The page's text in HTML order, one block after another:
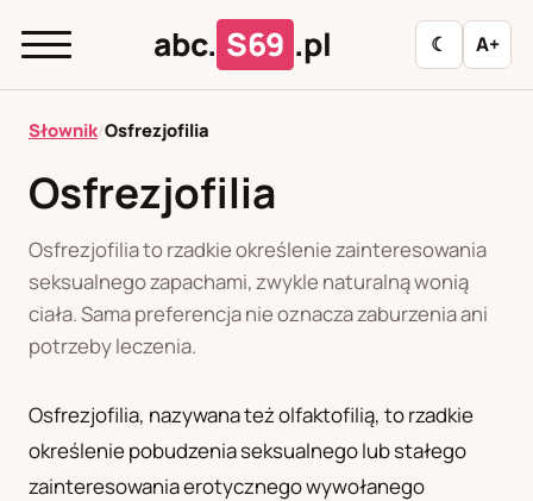
abc. S69 .pl ☾ A+
abc.
J
K L M N O P R
S
T
U W Z Ł
Polityka redakcyjna
Słownik/Osfrezjofilia
Osfrezjofilia
Osfrezjofilia to rzadkie określenie zainteresowania
seksualnego zapachami, zwykle naturalną wonią
ciała. Sama preferencja nie oznacza zaburzenia ani
potrzeby leczenia.
Osfrezjofilia, nazywana też olfaktofilią, to rzadkie
określenie pobudzenia seksualnego lub stałego
zainteresowania erotycznego wywołanego